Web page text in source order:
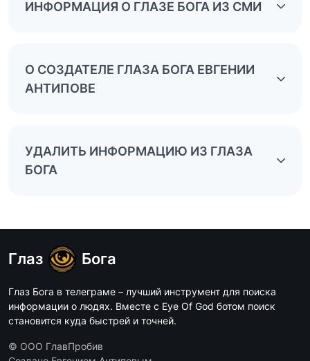
ИНФОРМАЦИЯ О ГЛАЗЕ БОГА ИЗ СМИ
О СОЗДАТЕЛЕ ГЛАЗА БОГА ЕВГЕНИИ
АНТИПОВЕ
УДАЛИТЬ ИНФОРМАЦИЮ ИЗ ГЛАЗА
БОГА
Глаз Бога
Глаз Бога в телеграме – лучший инструмент для поиска
информации о людях. Вместе с Eye Of God ботом поиск
становится куда быстрей и точней.
© ООО ГлавПробив